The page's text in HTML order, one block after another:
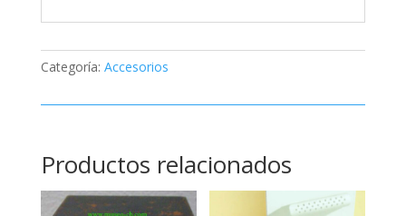
Categoría: Accesorios
Productos relacionados